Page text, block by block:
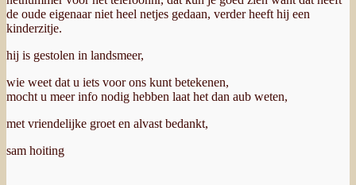
de oude eigenaar niet heel netjes gedaan, verder heeft hij een
kinderzitje.
hij is gestolen in landsmeer,
wie weet dat u iets voor ons kunt betekenen,
mocht u meer info nodig hebben laat het dan aub weten,
met vriendelijke groet en alvast bedankt,
sam hoiting